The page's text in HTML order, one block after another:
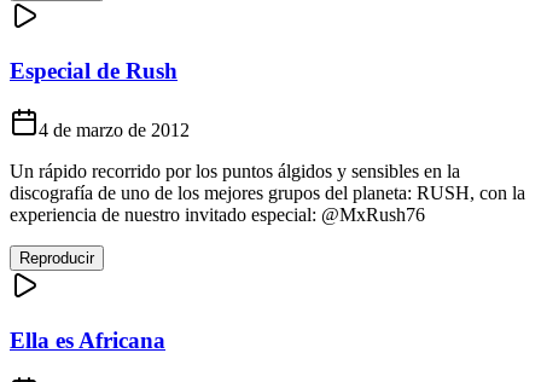
Especial de Rush
4 de marzo de 2012
Un rápido recorrido por los puntos álgidos y sensibles en la
discografía de uno de los mejores grupos del planeta: RUSH, con la
experiencia de nuestro invitado especial: @MxRush76
Reproducir
Ella es Africana